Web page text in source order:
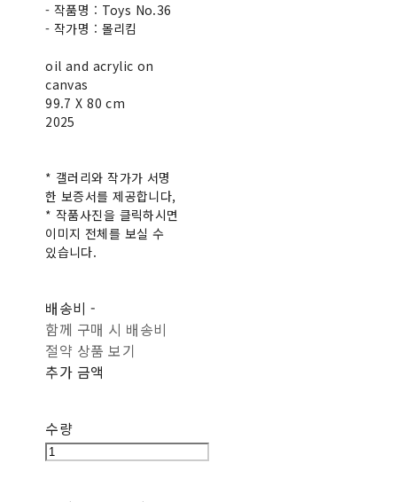
- 작품명 : Toys No.36
- 작가명 : 몰리킴
oil and acrylic on
canvas
99.7 X 80 cm
2025
* 갤러리와 작가가 서명
한 보증서를 제공합니다,
* 작품사진을 클릭하시면
이미지 전체를 보실 수
있습니다.
배송비-
함께 구매 시 배송비
절약 상품 보기
추가 금액
수량